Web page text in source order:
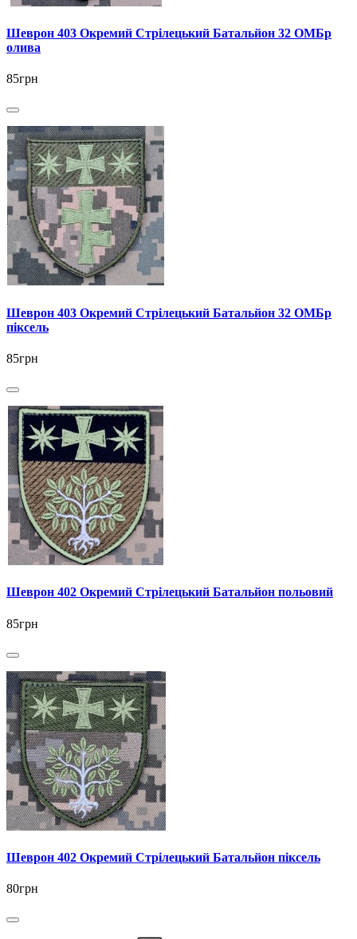
Шеврон 403 Окремий Стрілецький Батальйон 32 ОМБр
олива
85грн
Шеврон 403 Окремий Стрілецький Батальйон 32 ОМБр
піксель
85грн
Шеврон 402 Окремий Стрілецький Батальйон польовий
85грн
Шеврон 402 Окремий Стрілецький Батальйон піксель
80грн